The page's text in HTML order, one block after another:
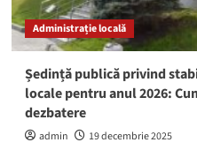
Administrație locală
Ședință publică privind
locale pentru anul 2026:
dezbatere
admin
19 decembrie 2025